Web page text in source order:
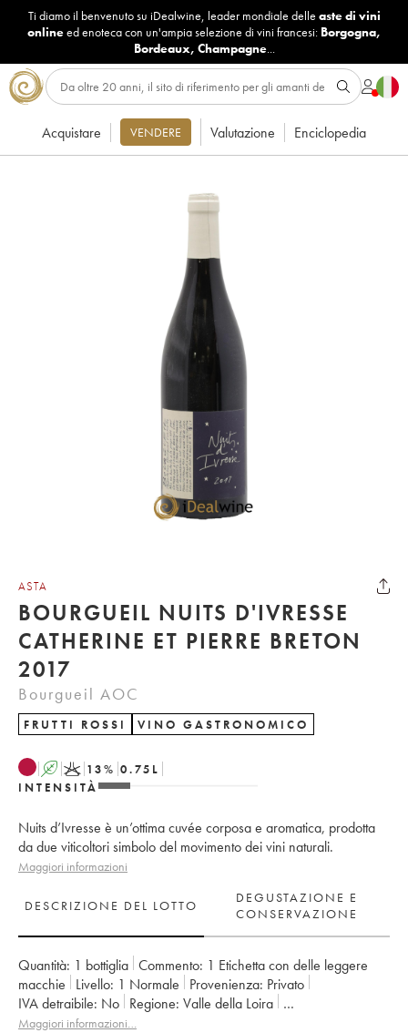
Ti diamo il benvenuto su iDealwine, leader mondiale delle aste di vini
onlineed enoteca con un'ampia selezione di vini francesi: Borgogna,
Bordeaux, Champagne...
Acquistare VENDERE Valutazione Enciclopedia
ASTA
BOURGUEIL NUITS D'IVRESSE
CATHERINE ET PIERRE BRETON
2017
Bourgueil AOC
FRUTTI ROSSI VINO GASTRONOMICO
A K 13% 0.75 L
INTENSITÀ
Nuits d’Ivresse è un’ottima cuvée corposa e aromatica, prodotta
da due viticoltori simbolo del movimento dei vini naturali.
Maggiori informazioni
DESCRIZIONE DEL LOTTO
DEGUSTAZIONE E
CONSERVAZIONE
Quantità: 1 bottiglia Commento: 1 Etichetta con delle leggere
macchie
Livello: 1 Normale Provenienza:
privato
IVA detraibile:
no Regione:
Valle della Loira
Denominazione: Bourgueil
Maggiori informazioni…